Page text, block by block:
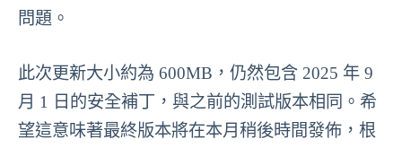
問題。
此次更新大小約為 600MB，仍然包含 2025 年 9
月 1 日的安全補丁，與之前的測試版本相同。希
望這意味著最終版本將在本月稍後時間發佈，根